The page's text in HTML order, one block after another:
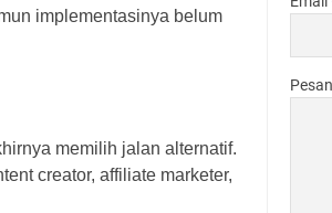
implementasinya belum
memilih jalan alternatif.
creator, affiliate marketer,
Pesan